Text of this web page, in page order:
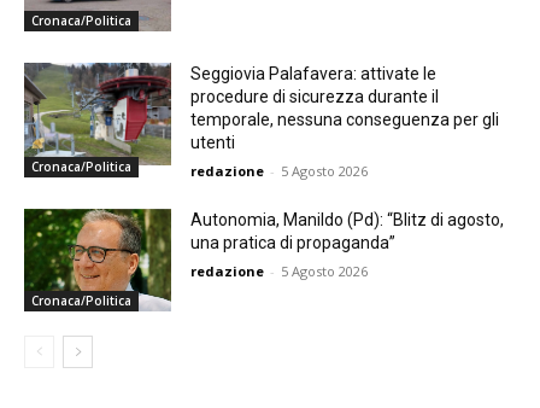
Cronaca/Politica
Cronaca/Politica
Seggiovia Palafavera: attivate le
procedure di sicurezza durante il
temporale, nessuna conseguenza per gli
utenti
redazione - 5 Agosto 2026
Cronaca/Politica
Autonomia, Manildo (Pd): “Blitz di agosto,
una pratica di propaganda”
redazione - 5 Agosto 2026